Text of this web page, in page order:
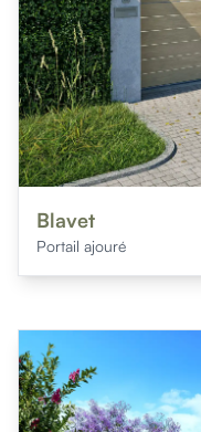
Blavet
Portail ajouré